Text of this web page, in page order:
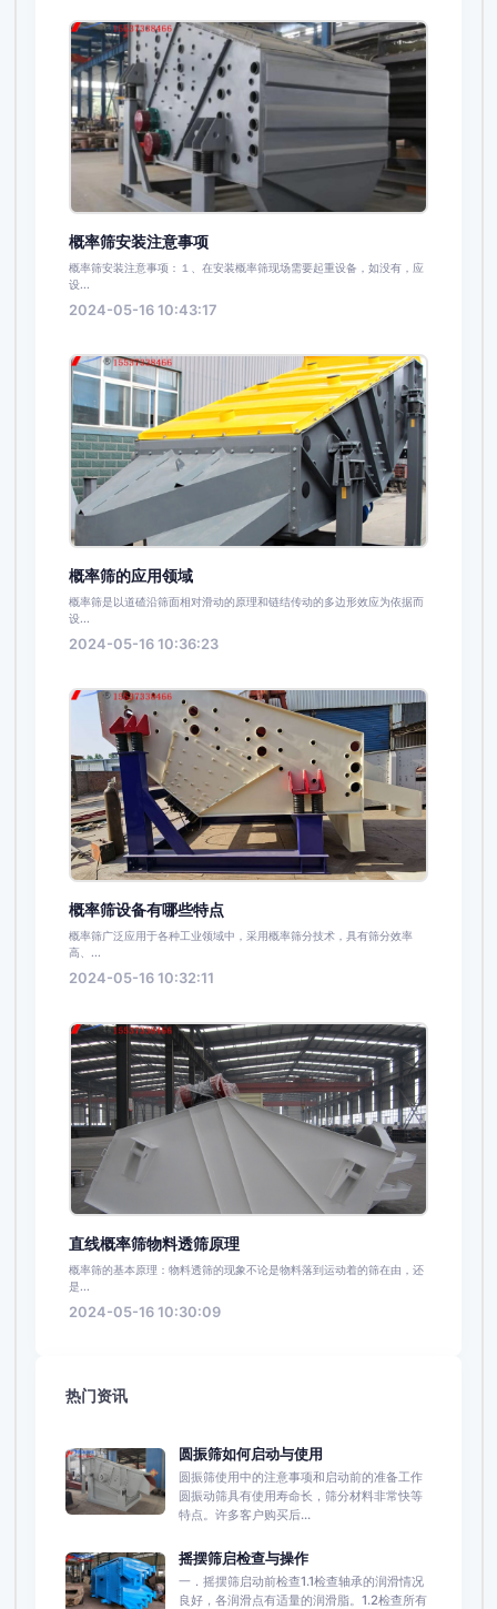
概率筛安装注意事项
概率筛安装注意事项：１、在安装概率筛现场需要起重设备，如没有，应
设...
2024-05-16 10:43:17
概率筛的应用领域
概率筛是以道碴沿筛面相对滑动的原理和链结传动的多边形效应为依据而
设...
2024-05-16 10:36:23
概率筛设备有哪些特点
概率筛广泛应用于各种工业领域中，采用概率筛分技术，具有筛分效率
高、...
2024-05-16 10:32:11
直线概率筛物料透筛原理
概率筛的基本原理：物料透筛的现象不论是物料落到运动着的筛在由，还
是...
2024-05-16 10:30:09
热门资讯
圆振筛如何启动与使用
圆振筛使用中的注意事项和启动前的准备工作
圆振动筛具有使用寿命长，筛分材料非常快等
特点。许多客户购买后...
摇摆筛启检查与操作
一．摇摆筛启动前检查1.1检查轴承的润滑情况
良好，各润滑点有适量的润滑脂。1.2检查所有